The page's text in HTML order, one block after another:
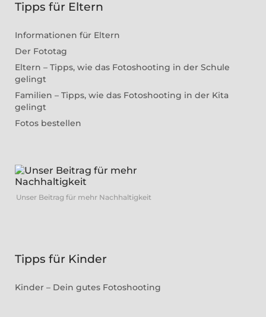
Tipps für Eltern
Informationen für Eltern
Der Fototag
Eltern – Tipps, wie das Fotoshooting in der Schule
gelingt
Familien – Tipps, wie das Fotoshooting in der Kita
gelingt
Fotos bestellen
Unser Beitrag für mehr Nachhaltigkeit
Tipps für Kinder
Kinder – Dein gutes Fotoshooting